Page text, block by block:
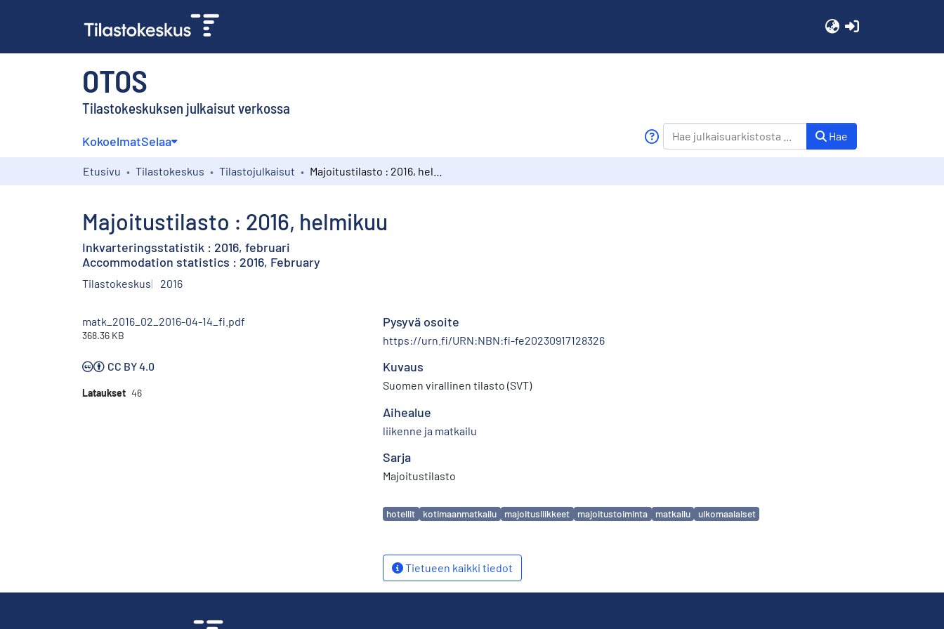
OTOS
Tilastokeskuksen julkaisut verkossa
KokoelmatSelaa Hae
Etusivu Tilastokeskus Tilastojulkaisut
Majoitustilasto : 2016, helmikuu
Inkvarteringsstatistik : 2016, februari
Accommodation statistics : 2016, February
Tilastokeskus 2016
matk_2016_02_2016-04-14_fi.pdf
368.36 KB
CC BY 4.0
Lataukset 46
Pysyvä osoite
https://urn.fi/URN:NBN:fi-fe20230917128326
Kuvaus
Suomen virallinen tilasto (SVT)
Aihealue
liikenne ja matkailu
Sarja
Majoitustilasto
Avainsanat
hotellit kotimaanmatkailu majoitusliikkeet majoitustoiminta matkailu ulkomaalaiset
Tietueen kaikki tiedot